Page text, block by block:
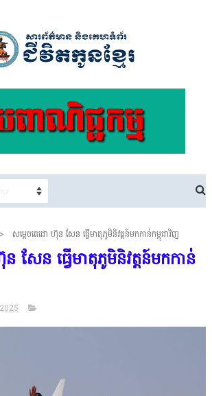
> សម្ដេចតេជោ ហ៊ុន សែន ធ្វើមាតុភូមិនិវត្តន៍មកកាន់កម្ពុជាវិញ
សែន ធ្វើមាតុភូមិនិវត្តន៍មកកាន់